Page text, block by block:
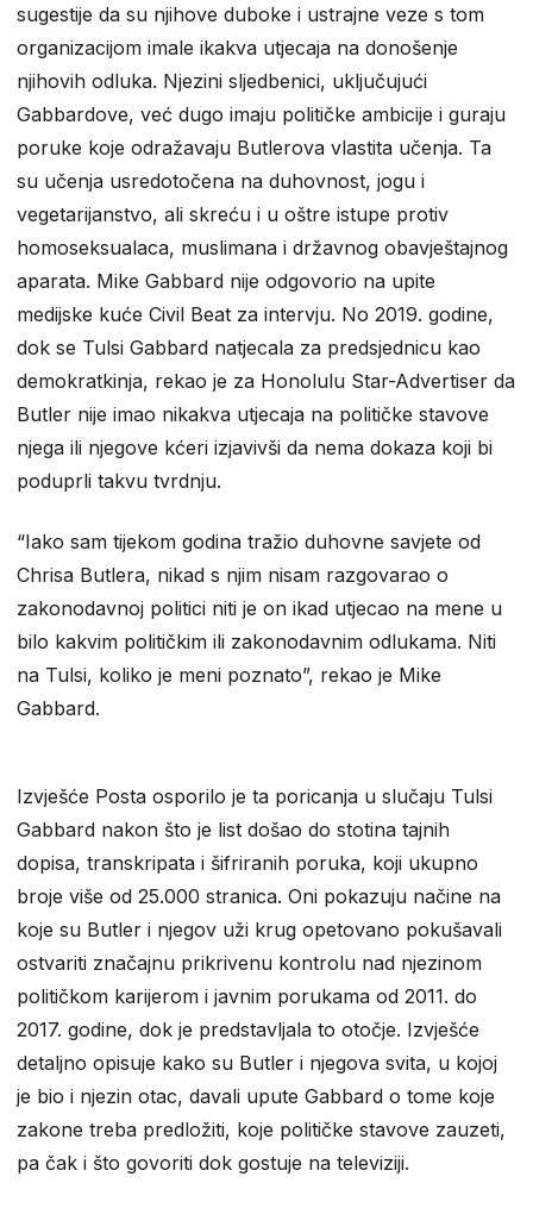
sugestije da su njihove duboke i ustrajne veze s tom
organizacijom imale ikakva utjecaja na donošenje
njihovih odluka. Njezini sljedbenici, uključujući
Gabbardove, već dugo imaju političke ambicije i guraju
poruke koje odražavaju Butlerova vlastita učenja. Ta
su učenja usredotočena na duhovnost, jogu i
vegetarijanstvo, ali skreću i u oštre istupe protiv
homoseksualaca, muslimana i državnog obavještajnog
aparata. Mike Gabbard nije odgovorio na upite
medijske kuće Civil Beat za intervju. No 2019. godine,
dok se Tulsi Gabbard natjecala za predsjednicu kao
demokratkinja, rekao je za Honolulu Star-Advertiser da
Butler nije imao nikakva utjecaja na političke stavove
njega ili njegove kćeri izjavivši da nema dokaza koji bi
poduprli takvu tvrdnju.
“Iako sam tijekom godina tražio duhovne savjete od
Chrisa Butlera, nikad s njim nisam razgovarao o
zakonodavnoj politici niti je on ikad utjecao na mene u
bilo kakvim političkim ili zakonodavnim odlukama. Niti
na Tulsi, koliko je meni poznato”, rekao je Mike
Gabbard.
Izvješće Posta osporilo je ta poricanja u slučaju Tulsi
Gabbard nakon što je list došao do stotina tajnih
dopisa, transkripata i šifriranih poruka, koji ukupno
broje više od 25.000 stranica. Oni pokazuju načine na
koje su Butler i njegov uži krug opetovano pokušavali
ostvariti značajnu prikrivenu kontrolu nad njezinom
političkom karijerom i javnim porukama od 2011. do
2017. godine, dok je predstavljala to otočje. Izvješće
detaljno opisuje kako su Butler i njegova svita, u kojoj
je bio i njezin otac, davali upute Gabbard o tome koje
zakone treba predložiti, koje političke stavove zauzeti,
pa čak i što govoriti dok gostuje na televiziji.